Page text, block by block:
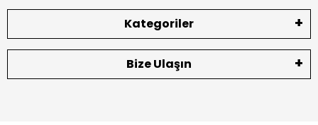
Kategoriler
Bize Ulaşın